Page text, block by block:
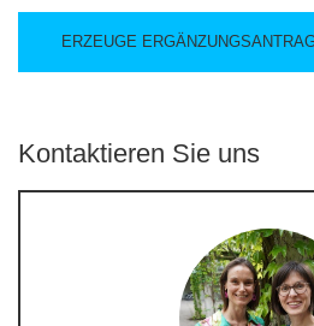
Kontaktieren Sie uns